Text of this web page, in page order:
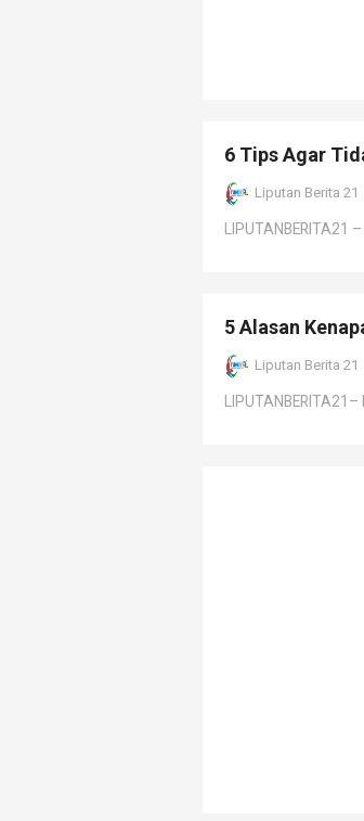
6 Tips Agar
Liputan Berita 21
5 Alasan
Liputan Berita 21